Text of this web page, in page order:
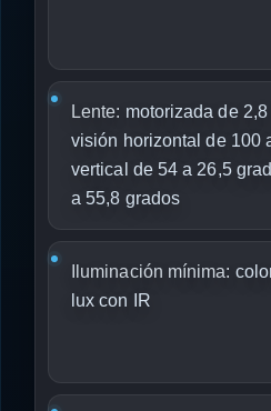
Lente: motorizada de
visión horizontal de 100
vertical de 54 a 26,5
a 55,8 grados
Iluminación mínima:
lux con IR